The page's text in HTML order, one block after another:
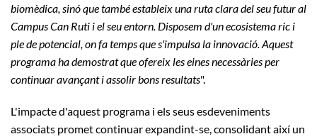
biomèdica, sinó que també estableix una ruta clara del seu futur al
Campus Can Ruti i el seu entorn. Disposem d'un ecosistema ric i
ple de potencial, on fa temps que s'impulsa la innovació. Aquest
programa ha demostrat que ofereix les eines necessàries per
continuar avançant i assolir bons resultats".
L'impacte d'aquest programa i els seus esdeveniments
associats promet continuar expandint-se, consolidant així un